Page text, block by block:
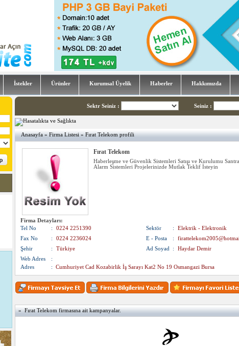
İstekler Ürünler Kurumsal Üyelik Haberler Hakkımızda
Sektr Seiniz : Seiniz :
Anasayfa»Firma Listesi» Fırat Telekom profili
Fırat Telekom
Haberleşme ve Güvenlik Sistemleri Satışı ve Kurulumu
Alarm Sistemleri Projelerinizde Mutlak Teklif İsteyin
Firma Detayları:
Tel No
: 0224 2251390 Sektör :
Elektrik - Elektronik
Fax No
: 0224 2236024 E - Posta :
Şehir
: Türkiye Ad Soyad :
Haydar Demir
Web Adres
:
Adres
: Cumhuriyet Cad Kozabirlik İş Sarayı Kat2 No 19 Osmangazi Bursa
» Fırat Telekom firmasına ait kampanyalar.